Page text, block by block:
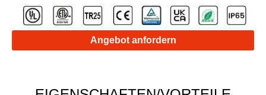
Angebot anfordern